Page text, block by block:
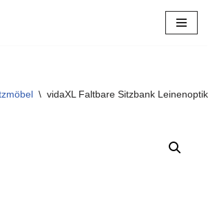
\ vidaXL Faltbare Sitzbank